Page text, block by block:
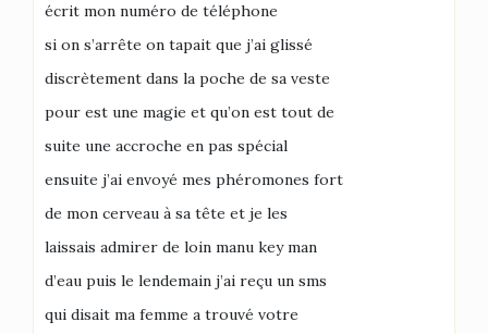
écrit mon numéro de téléphone
si on s’arrête on tapait que j’ai glissé
discrètement dans la poche de sa veste
pour est une magie et qu’on est tout de
suite une accroche en pas spécial
ensuite j’ai envoyé mes phéromones fort
de mon cerveau à sa tête et je les
laissais admirer de loin manu key man
d’eau puis le lendemain j’ai reçu un sms
qui disait ma femme a trouvé votre